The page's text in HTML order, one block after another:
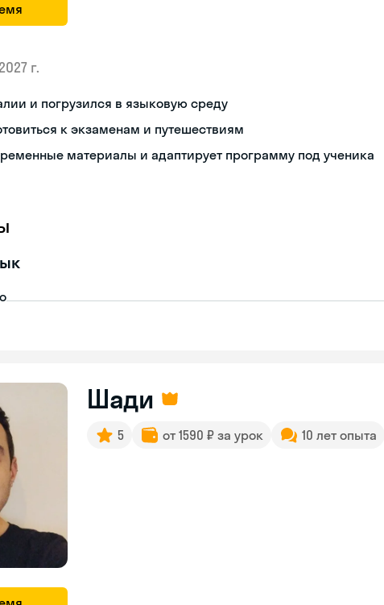
2027 г.
и погрузился в языковую среду
к экзаменам и путешествиям
материалы и адаптирует программу под ученика
Шади
5 от 1590 ₽ за урок 10 лет опыта